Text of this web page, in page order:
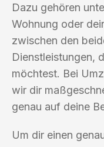
Dazu gehören
Wohnung oder
zwischen den
Dienstleistungen,
möchtest. Bei
wir dir
genau auf deine
Um dir einen